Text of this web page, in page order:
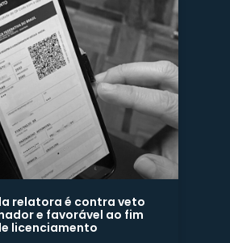
relatora é contra veto
e favorável ao fim
licenciamento